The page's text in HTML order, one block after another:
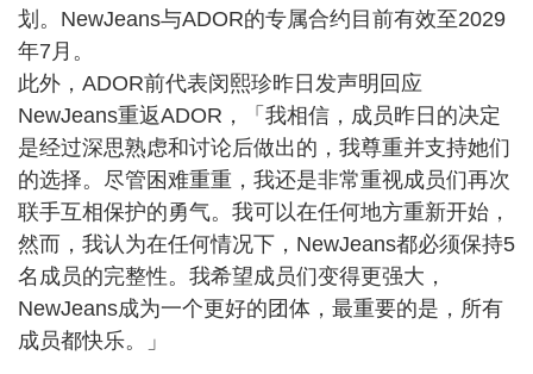
划。NewJeans与ADOR的专属合约目前有效至2029
年7月。
此外，ADOR前代表闵熙珍昨日发声明回应
NewJeans重返ADOR，「我相信，成员昨日的决定
是经过深思熟虑和讨论后做出的，我尊重并支持她们
的选择。尽管困难重重，我还是非常重视成员们再次
联手互相保护的勇气。我可以在任何地方重新开始，
然而，我认为在任何情况下，NewJeans都必须保持5
名成员的完整性。我希望成员们变得更强大，
NewJeans成为一个更好的团体，最重要的是，所有
成员都快乐。」